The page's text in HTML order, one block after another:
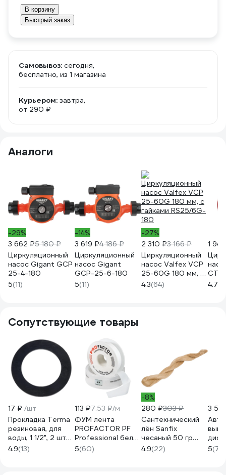
В корзину
Быстрый заказ
Самовывоз: сегодня,
бесплатно, из 1 магазина
Курьером: завтра,
от 290 ₽
Аналоги
-29%
3 662 ₽5 180 ₽
Циркуляционный
насос Gigant GCP
25-4-180
5(11)
-14%
3 619 ₽4 186 ₽
Циркуляционный
насос Gigant
GСP-25-6-180
5(11)
-27%
2 310 ₽3 166 ₽
Циркуляционный
насос Valfex VCP
25-60G 180 мм, с
гайками RS25/6G-
180
4.3(64)
1
Ц-
4.7
Сопутствующие товары
17 ₽ /шт
Прокладка Terma
резиновая, для
воды, 1 1/2", 2 шт
16496
4.9(13)
113 ₽7.53 ₽/м
ФУМ лента
PROFACTOR PF
Professional белая
Ф85 мм 19мм х
0,25мм х 15м PF FE
5(60)
-8%
280 ₽303 ₽
Сантехнический
лён Sanfix
чесаный 50 гр
40727
4.9(22)
3
5(73)